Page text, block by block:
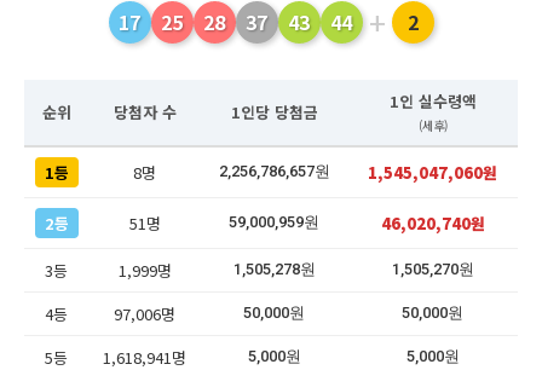
17 25 28 37 43 44 + 2
순위 당첨자 수 1인당 당첨금 1인 실수령액
(세후)
1등 8명 2,256,786,657원 1,545,047,060원
2등 51명 59,000,959원 46,020,740원
3등 1,999명 1,505,278원 1,505,270원
4등 97,006명 50,000원 50,000원
5등 1,618,941명 5,000원 5,000원